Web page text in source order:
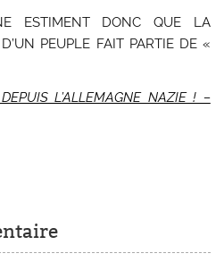
ESTIMENT DONC QUE LA
PEUPLE FAIT PARTIE DE «
L’ALLEMAGNE NAZIE ! –